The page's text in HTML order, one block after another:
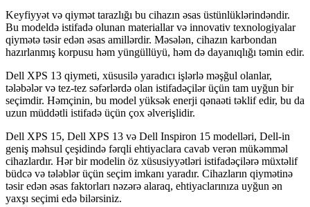
Keyfiyyət və qiymət tarazlığı bu cihazın əsas üstünlüklərindəndir.
Bu modeldə istifadə olunan materiallar və innovativ texnologiyalar
qiymətə təsir edən əsas amillərdir. Məsələn, cihazın karbondan
hazırlanmış korpusu həm yüngüllüyü, həm də dayanıqlığı təmin edir.
Dell XPS 13 qiymeti, xüsusilə yaradıcı işlərlə məşğul olanlar,
tələbələr və tez-tez səfərlərdə olan istifadəçilər üçün tam uyğun bir
seçimdir. Həmçinin, bu model yüksək enerji qənaəti təklif edir, bu da
uzun müddətli istifadə üçün çox əlverişlidir.
Dell XPS 15, Dell XPS 13 və Dell Inspiron 15 modelləri, Dell-in
geniş məhsul çeşidində fərqli ehtiyaclara cavab verən mükəmməl
cihazlardır. Hər bir modelin öz xüsusiyyətləri istifadəçilərə müxtəlif
büdcə və tələblər üçün seçim imkanı yaradır. Cihazların qiymətinə
təsir edən əsas faktorları nəzərə alaraq, ehtiyaclarınıza uyğun ən
yaxşı seçimi edə bilərsiniz.